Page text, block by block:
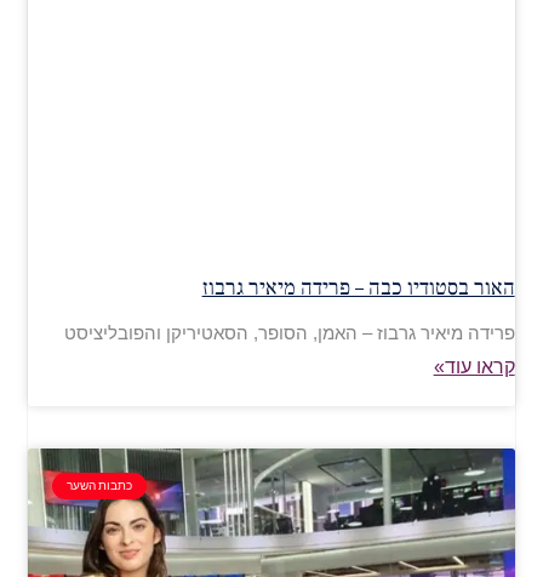
האור בסטודיו כבה – פרידה מיאיר גרבוז
פרידה מיאיר גרבוז – האמן, הסופר, הסאטיריקן והפובליציסט
קראו עוד»
כתבות השער